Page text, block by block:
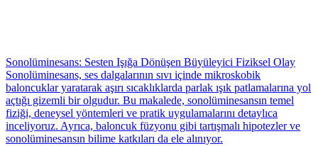
Sonolüminesans: Sesten Işığa Dönüşen Büyüleyici Fiziksel Olay
Sonolüminesans, ses dalgalarının sıvı içinde mikroskobik
baloncuklar yaratarak aşırı sıcaklıklarda parlak ışık patlamalarına yol
açtığı gizemli bir olgudur. Bu makalede, sonolüminesansın temel
fiziği, deneysel yöntemleri ve pratik uygulamalarını detaylıca
inceliyoruz. Ayrıca, baloncuk füzyonu gibi tartışmalı hipotezler ve
sonolüminesansın bilime katkıları da ele alınıyor.